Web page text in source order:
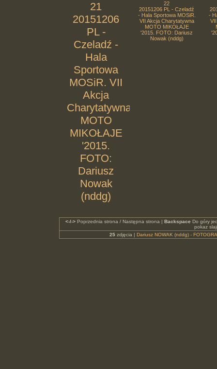
21
20151206
PL -
Czeladź -
Hala
Sportowa
MOSiR. VII
Akcja
Charytatywna
MOTO
MIKOŁAJE
'2015.
FOTO:
Dariusz
Nowak
(nddg)
22
20151206 PL - Czeladź
- Hala Sportowa MOSiR.
VII Akcja Charytatywna
MOTO MIKOŁAJE
'2015. FOTO: Dariusz
Nowak (nddg)
-
<-/->Poprzednia strona / Następna strona | Backspace Do góry
pokaz
25 zdjęcia | Dariusz NOWAK (nddg) -